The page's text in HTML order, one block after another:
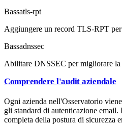
Bassatls-rpt
Aggiungere un record TLS-RPT
Bassadnssec
Abilitare DNSSEC per migliorare
Comprendere l'audit aziendale
Ogni azienda nell'Osservatorio
gli standard di autenticazione
completa della postura di sicurezza